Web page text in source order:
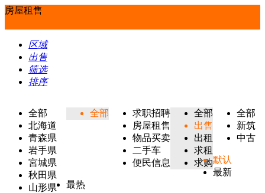
房屋租售
区域
出售
筛选
排序
全部
北海道
青森県
岩手県
宮城県
秋田県
山形県
全部
求职招聘
房屋租售
物品买卖
二手车
便民信息
全部
出售
出租
求租
求购
全部
新筑
中古
默认
最新
最热